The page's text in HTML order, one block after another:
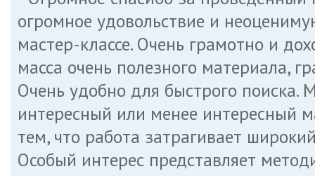
огромное удовольствие и
мастер-классе. Очень грамотно и
масса очень полезного материала,
Очень удобно для быстрого
интересный или менее интересный
тем, что работа затрагивает
Особый интерес представляет